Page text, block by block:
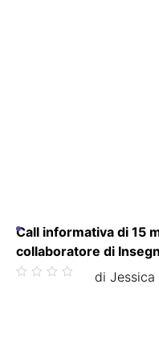
Call informativa di 15
collaboratore di
Valutato di Jessica